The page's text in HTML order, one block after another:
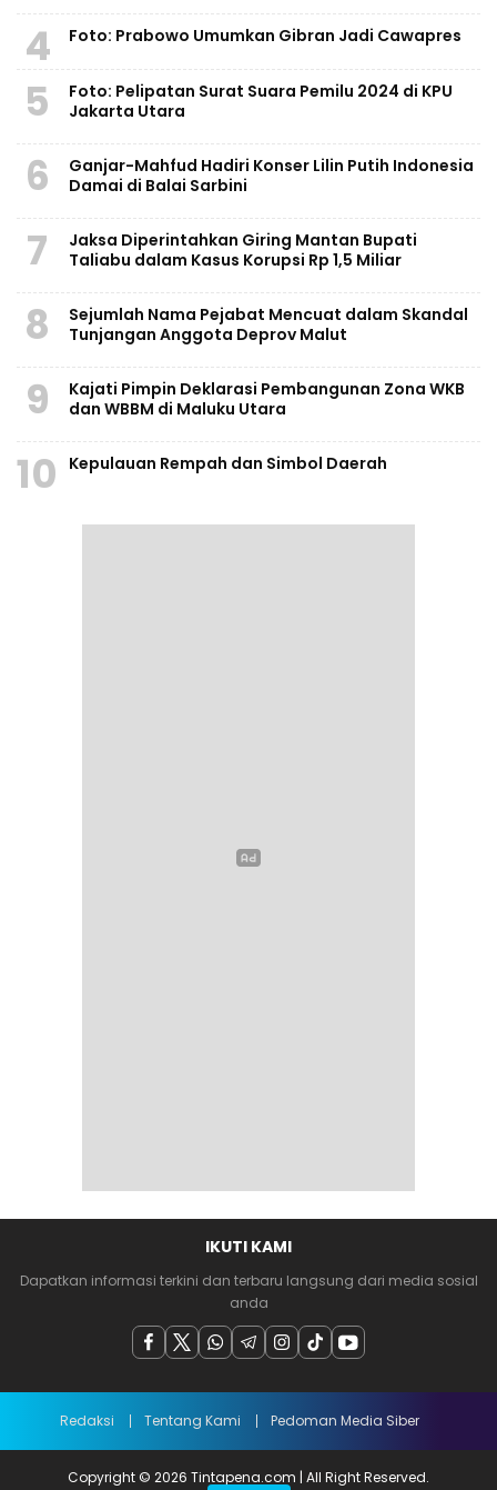
4 Foto: Prabowo Umumkan Gibran Jadi Cawapres
5
Foto: Pelipatan Surat Suara Pemilu 2024 di KPU
Jakarta Utara
6
Ganjar-Mahfud Hadiri Konser Lilin Putih Indonesia
Damai di Balai Sarbini
7
Jaksa Diperintahkan Giring Mantan Bupati
Taliabu dalam Kasus Korupsi Rp 1,5 Miliar
8
Sejumlah Nama Pejabat Mencuat dalam Skandal
Tunjangan Anggota Deprov Malut
9
Kajati Pimpin Deklarasi Pembangunan Zona WKB
dan WBBM di Maluku Utara
10 Kepulauan Rempah dan Simbol Daerah
IKUTI KAMI
Dapatkan informasi terkini dan terbaru langsung dari media sosial
anda
Redaksi Tentang Kami Pedoman Media Siber
Copyright © 2026 Tintapena.com | All Right Reserved.